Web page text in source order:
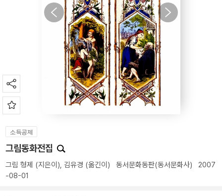
소득공제
그림동화전집
그림 형제 (지은이), 김유경 (옮긴이) 동서문화동판(동서문화사) 2007
-08-01